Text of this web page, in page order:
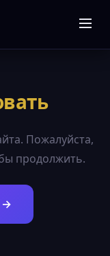
Пожалуйста,
продолжить.
→